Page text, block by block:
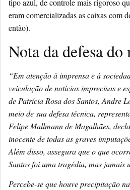
tipo azul, de controle mais rigoroso
eram comercializadas as caixas com
então).
Nota da defesa do
“Em atenção à imprensa e à
veiculação de notícias imprecisas e
de Patrícia Rosa dos Santos, Andre
meio de sua defesa técnica,
Felipe Mallmann de Magalhães,
inocente de todas as graves
Além disso, assegura que o que
Santos foi uma tragédia, mas jamais
Percebe-se que houve precipitação